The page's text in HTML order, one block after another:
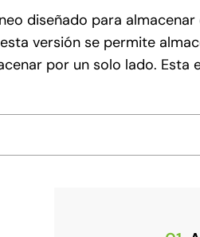
diseñado para
versión se permite
por un solo lado.